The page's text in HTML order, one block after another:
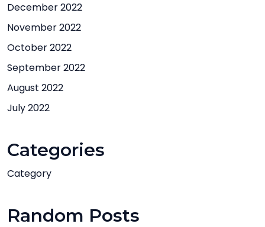
December 2022
November 2022
October 2022
September 2022
August 2022
July 2022
Categories
Category
Random Posts